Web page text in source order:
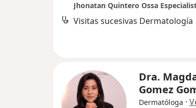
Visitas sucesivas Dermatología
Dra.
Gomez
Dermatóloga ·